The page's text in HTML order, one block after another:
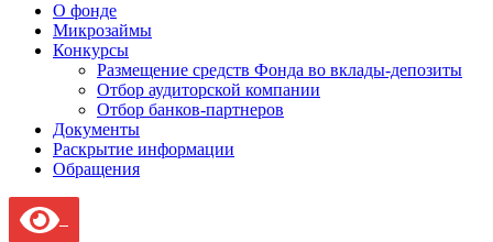
О фонде
Микрозаймы
Конкурсы
Размещение средств Фонда во вклады-депозиты
Отбор аудиторской компании
Отбор банков-партнеров
Документы
Раскрытие информации
Обращения